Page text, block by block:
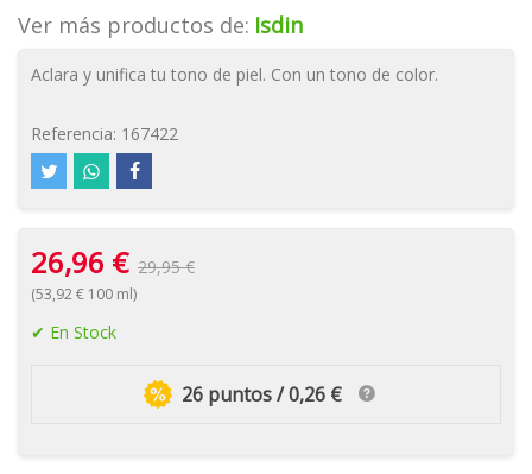
Ver más productos de: Isdin
Aclara y unifica tu tono de piel. Con un tono de color.
Referencia: 167422
26,96 € 29,95 €
(53,92 € 100 ml)
En Stock
26 puntos / 0,26 €